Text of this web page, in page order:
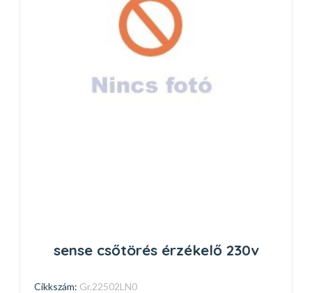
sense csőtörés érzékelő 230v
Cikkszám: Gr.22502LN0